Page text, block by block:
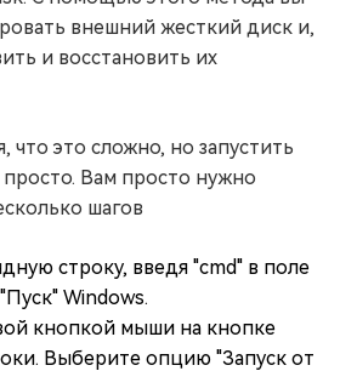
внешний жесткий диск и,
и восстановить их
что это сложно, но запустить
Вам просто нужно
шагов
строку, введя "cmd" в поле
Windows.
кнопкой мыши на кнопке
Выберите опцию "Запуск от